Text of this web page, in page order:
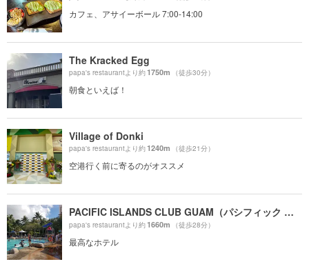
カフェ、アサイーボール 7:00-14:00
The Kracked Egg
papa's restaurantより約1750m （徒歩30分）
朝食といえば！
Village of Donki
papa's restaurantより約1240m （徒歩21分）
空港行く前に寄るのがオススメ
PACIFIC ISLANDS CLUB GUAM（パシフィック アイランド クラブ グアム）
papa's restaurantより約1660m （徒歩28分）
最高なホテル